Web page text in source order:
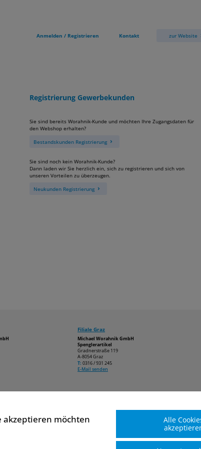
Anmelden / Registrieren Kontakt zur Website
Registrierung Gewerbekunden
Sie sind bereits Worahnik-Kunde und möchten Ihre Zugangsdaten für
den Webshop erhalten?
Bestandskunden Registrierung
Sie sind noch kein Worahnik-Kunde?
Dann laden wir Sie herzlich ein, sich zu registrieren und sich von
unseren Vorteilen zu überzeugen.
Neukunden Registrierung
Filiale Graz
Michael Worahnik GmbH
Spenglerartikel
Gradnerstraße 119
A-8054 Graz
T: 0316 / 931 245
E-Mail senden
akzeptieren möchten
Alle